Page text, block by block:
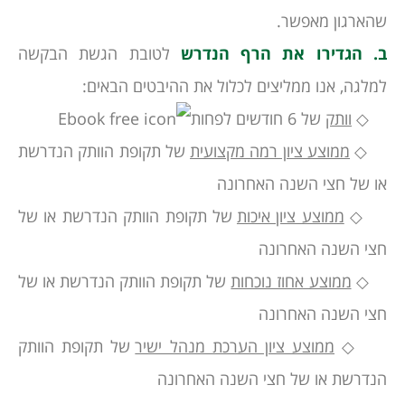
שהארגון מאפשר.
ב. הגדירו את הרף הנדרש לטובת הגשת הבקשה
למלגה, אנו ממליצים לכלול את ההיבטים הבאים:
◇ וותק של 6 חודשים לפחות
◇ ממוצע ציון רמה מקצועית של תקופת הוותק הנדרשת
או של חצי השנה האחרונה
◇ ממוצע ציון איכות של תקופת הוותק הנדרשת או של
חצי השנה האחרונה
◇ ממוצע אחוז נוכחות של תקופת הוותק הנדרשת או של
חצי השנה האחרונה
◇ ממוצע ציון הערכת מנהל ישירשל תקופת הוותק
הנדרשת או של חצי השנה האחרונה